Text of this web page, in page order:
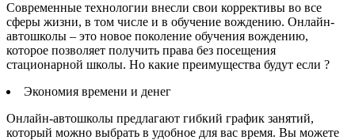
Современные технологии внесли свои коррективы во все
сферы жизни, в том числе и в обучение вождению. Онлайн-
автошколы – это новое поколение обучения вождению,
которое позволяет получить права без посещения
стационарной школы. Но какие преимущества будут если ?
Экономия времени и денег
Онлайн-автошколы предлагают гибкий график занятий,
который можно выбрать в удобное для вас время. Вы можете